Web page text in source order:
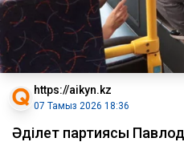
https://aikyn.kz
07 Тамыз 2026 18:36
Әділет партиясы